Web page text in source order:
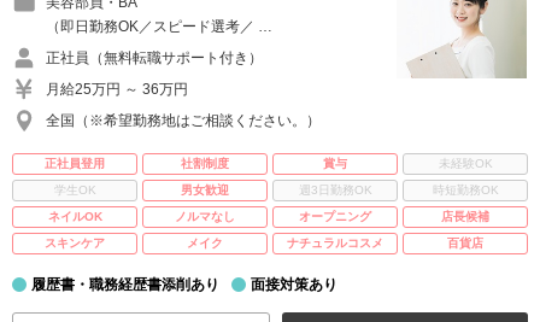
（即日勤務OK／スピード選考／ …
正社員（無料転職サポート付き）
月給25万円 ～ 36万円
全国（※希望勤務地はご相談ください。）
正社員登用 社割制度 賞与
未経験OK
学生OK
男女歓迎 週3日勤務OK
時短勤務OK
ネイルOK
ノルマなし オープニング
店長候補
スキンケア
メイク ナチュラルコスメ 百貨店
履歴書・職務経歴書添削あり 面接対策あり